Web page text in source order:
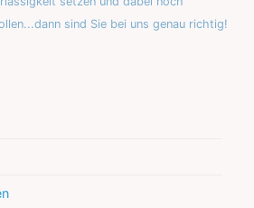
sind Sie bei uns genau richtig!